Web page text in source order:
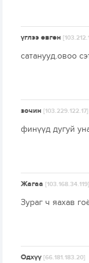
үглээ өвгөн
сатанууд.овоо
зочин[103.229.122.17]
финүүд дугуй
Жагаа[103.168.34.119]
Зураг ч яахав
Одхүү[66.181.183.20]